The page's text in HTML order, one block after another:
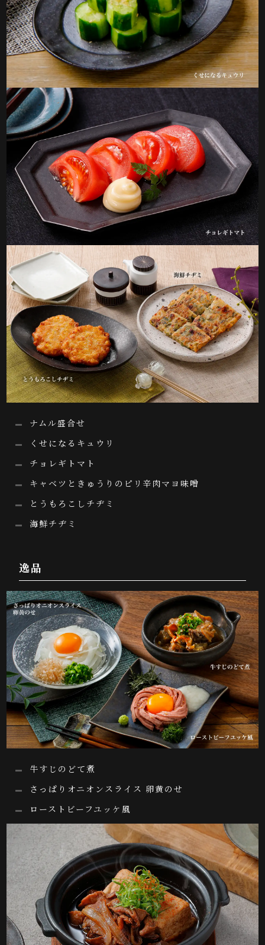
ナムル盛合せ
くせになるキュウリ
チョレギトマト
キャベツときゅうりのピリ辛肉マヨ味噌
とうもろこしチヂミ
海鮮チヂミ
逸品
牛すじのどて煮
さっぱりオニオンスライス 卵黄のせ
ローストビーフユッケ風